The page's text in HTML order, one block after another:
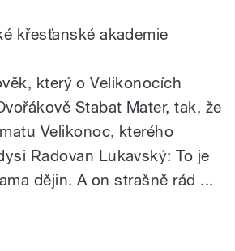
křesťanské akademie
který o Velikonocích
Stabat Mater, tak, že
Velikonoc, kterého
Radovan Lukavský: To je
dějin. A on strašně rád ...